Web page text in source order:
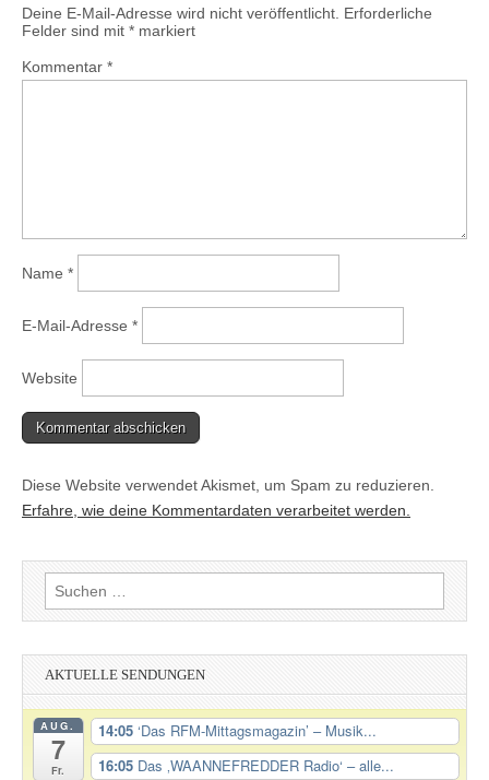
Deine E-Mail-Adresse wird nicht veröffentlicht. Erforderliche
Felder sind mit * markiert
Kommentar *
Name *
E-Mail-Adresse *
Website
Diese Website verwendet Akismet, um Spam zu reduzieren.
Erfahre, wie deine Kommentardaten verarbeitet werden.
Suchen
nach:
AKTUELLE SENDUNGEN
AUG.
7
Fr.
14:05 ‘Das RFM-Mittagsmagazin’ – Musik...
16:05 Das ‚WAANNEFREDDER Radio‘ – alle...